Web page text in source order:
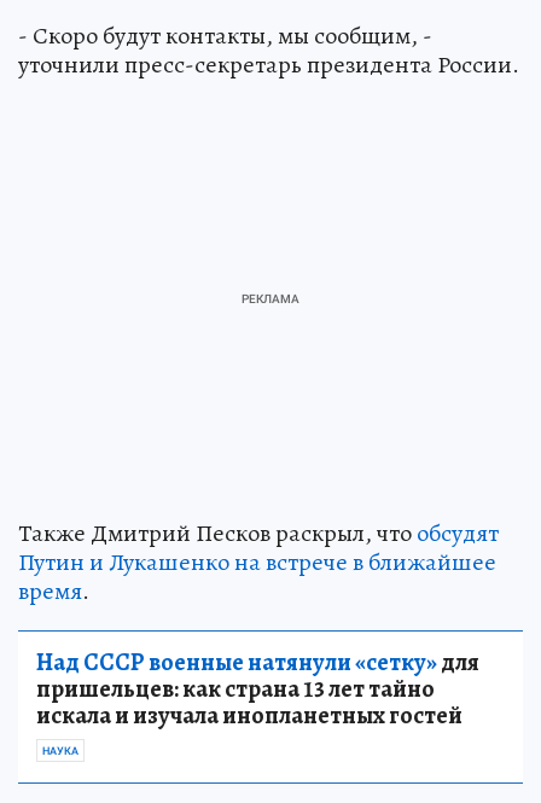
- Скоро будут контакты, мы сообщим, -
уточнили пресс-секретарь президента России.
Также Дмитрий Песков раскрыл, чтообсудят
Путин и Лукашенко на встрече в ближайшее
время.
Над СССР военные натянули «сетку»для
пришельцев: как страна 13 лет тайно
искала и изучала инопланетных гостей
НАУКА